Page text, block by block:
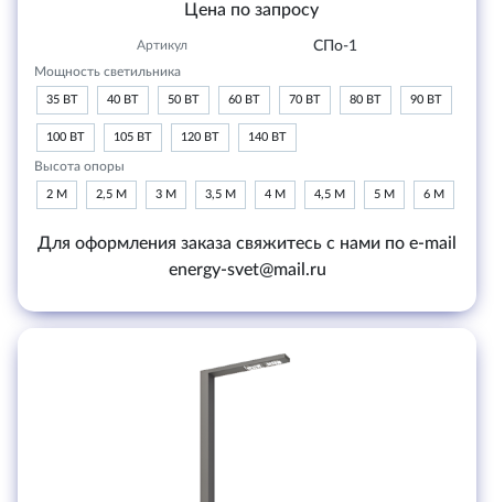
Цена по запросу
Артикул СПо-1
Мощность светильника
35 ВТ 40 ВТ 50 ВТ 60 ВТ 70 ВТ 80 ВТ 90 ВТ
100 ВТ 105 ВТ 120 ВТ 140 ВТ
Высота опоры
2 М 2,5 М 3 М 3,5 М 4 М 4,5 М 5 М 6 М
Для оформления заказа свяжитесь с нами по e-mail
energy-svet@mail.ru